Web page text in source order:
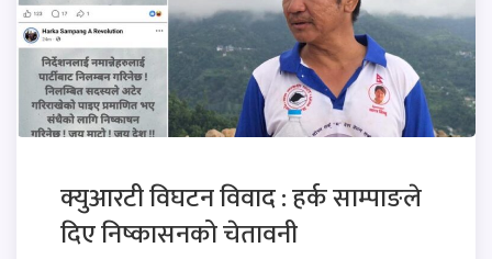
क्युआरटी विघटन विवाद : हर्क साम्पाङले
दिए निष्कासनको चेतावनी